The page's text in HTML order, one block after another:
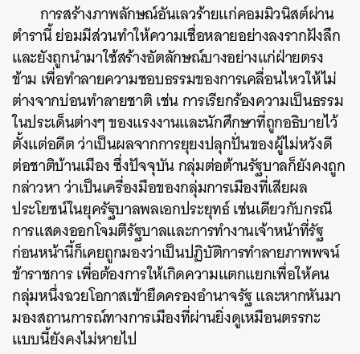
การสร้างภาพลักษณ์อันเลวร้ายแก่คอมมิวนิสต์ผ่าน
ตำรานี้ ย่อมมีส่วนทำให้ความเชื่อหลายอย่างลงรากฝังลึก
และยังถูกนำมาใช้สร้างอัตลักษณ์บางอย่างแก่ฝ่ายตรง
ข้าม เพื่อทำลายความชอบธรรมของการเคลื่อนไหวให้ไม่
ต่างจากบ่อนทำลายชาติ เช่น การเรียกร้องความเป็นธรรม
ในประเด็นต่างๆ ของแรงงานและนักศึกษาที่ถูกอธิบายไว้
ตั้งแต่อดีต ว่าเป็นผลจากการยุยงปลุกปั่นของผู้ไม่หวังดี
ต่อชาติบ้านเมือง ซึ่งปัจจุบัน กลุ่มต่อต้านรัฐบาลก็ยังคงถูก
กล่าวหา ว่าเป็นเครื่องมือของกลุ่มการเมืองที่เสียผล
ประโยชน์ในยุครัฐบาลพลเอกประยุทธ์ เช่นเดียวกับกรณี
การแสดงออกโจมตีรัฐบาลและการทำงานเจ้าหน้าที่รัฐ
ก่อนหน้านี้ก็เคยถูกมองว่าเป็นปฏิบัติการทำลายภาพพจน์
ข้าราชการ เพื่อต้องการให้เกิดความแตกแยกเพื่อให้คน
กลุ่มหนึ่งฉวยโอกาสเข้ายึดครองอำนาจรัฐ และหากหันมา
มองสถานการณ์ทางการเมืองที่ผ่านยิ่งดูเหมือนตรรกะ
แบบนี้ยังคงไม่หายไป